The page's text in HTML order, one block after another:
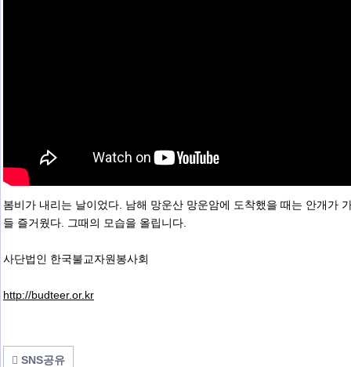
봄비가 내리는 날이었다. 남해 망운산 망운암에 도착했을 때는 안개가
들 즐거웠다. 그때의 모습을 올립니다.
사단법인 한국불교자원봉사회
http://budteer.or.kr
SNS공유